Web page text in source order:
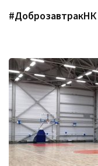
#ДоброзавтракНК